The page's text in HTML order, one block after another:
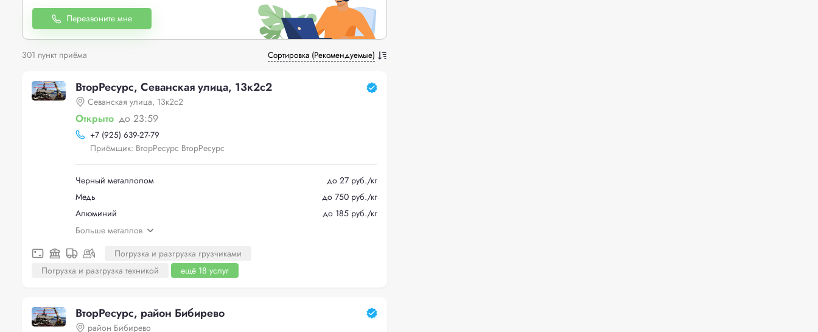
Перезвоните мне
301 пункт приёма Сортировка (Рекомендуемые)
ВторРесурс, Севанская улица, 13к2с2
Севанская улица, 13к2с2
Открыто до 23:59
+7 (925) 639-27-79
Приёмщик: ВторРесурс ВторРесурс
Черный металлолом
до 27 руб./кг
Медь
до 750 руб./кг
Алюминий
до 185 руб./кг
Больше металлов
Погрузка и разгрузка грузчиками
Погрузка и разгрузка техникой
ещё 18 услуг
ВторРесурс, район Бибирево
район Бибирево